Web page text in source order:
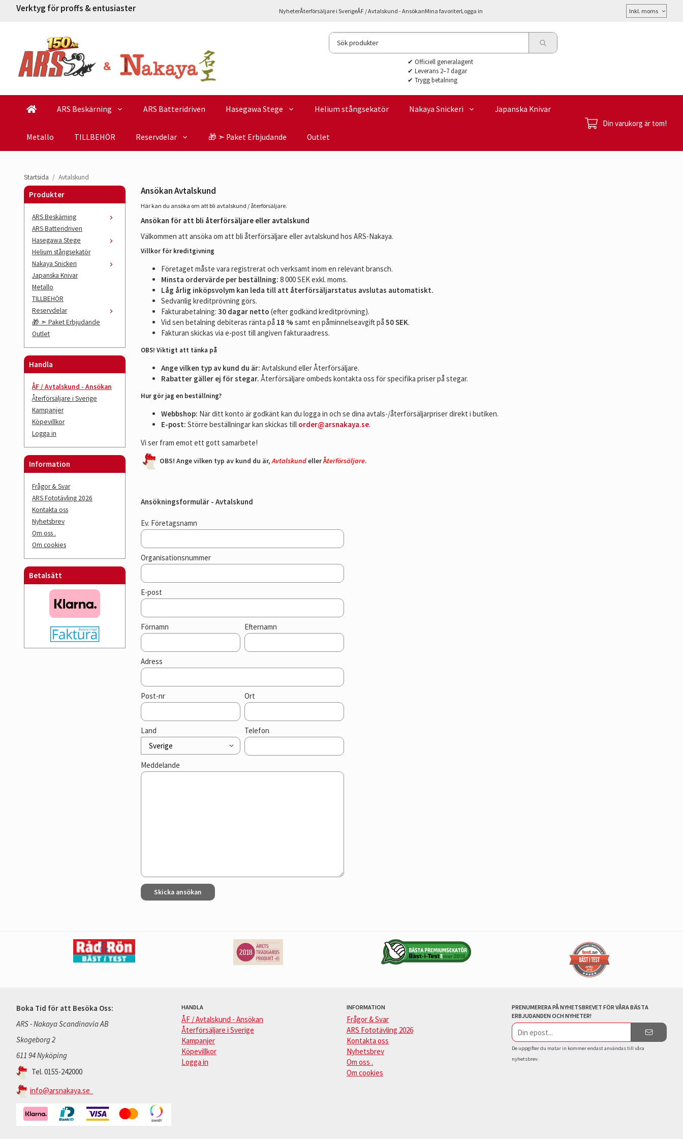
Verktyg för proffs & entusiaster NyheterÅterförsäljare i SverigeÅF / Avtalskund - AnsökanMina favoriterLogga in
Välj
moms
✔ Officiell generalagent
✔ Leverans 2–7 dagar
✔ Trygg betalning
ARS Beskärning ARS Batteridriven Hasegawa Stege Helium stångsekatör Nakaya Snickeri Japanska Knivar
Metallo TILLBEHÖR Reservdelar 🎁 ➣ Paket Erbjudande Outlet
Din varukorg är tom!
Startsida / Avtalskund
Produkter
ARS Beskärning
ARS Batteridriven
Hasegawa Stege
Helium stångsekatör
Nakaya Snickeri
Japanska Knivar
Metallo
TILLBEHÖR
Reservdelar
🎁 ➣ Paket Erbjudande
Outlet
Handla
ÅF / Avtalskund - Ansökan
Återförsäljare i Sverige
Kampanjer
Köpevillkor
Logga in
Information
Frågor & Svar
ARS Fototävling 2026
Kontakta oss
Nyhetsbrev
Om oss .
Om cookies
Betalsätt
Ansökan Avtalskund
Här kan du ansöka om att bli avtalskund / återförsäljare.
Ansökan för att bli återförsäljare eller avtalskund
Välkommen att ansöka om att bli återförsäljare eller avtalskund hos ARS-Nakaya.
Villkor för kreditgivning
Företaget måste vara registrerat och verksamt inom en relevant bransch.
Minsta ordervärde per beställning: 8 000 SEK exkl. moms.
Låg årlig inköpsvolym kan leda till att återförsäljarstatus avslutas automatiskt.
Sedvanlig kreditprövning görs.
Fakturabetalning: 30 dagar netto (efter godkänd kreditprövning).
Vid sen betalning debiteras ränta på 18 % samt en påminnelseavgift på 50 SEK.
Fakturan skickas via e-post till angiven fakturaadress.
OBS! Viktigt att tänka på
Ange vilken typ av kund du är: Avtalskund eller Återförsäljare.
Rabatter gäller ej för stegar. Återförsäljare ombeds kontakta oss för specifika priser på stegar.
Hur gör jag en beställning?
Webbshop: När ditt konto är godkänt kan du logga in och se dina avtals-/återförsäljarpriser direkt i butiken.
E-post: Större beställningar kan skickas till order@arsnakaya.se.
Vi ser fram emot ett gott samarbete!
OBS! Ange vilken typ av kund du är, AvtalskundellerÅterförsäljare.
Ansökningsformulär - Avtalskund
Ev. Företagsnamn
Organisationsnummer
E-post
Förnamn Efternamn
Adress
Post-nr Ort
Land Telefon
Meddelande
Boka Tid för att Besöka Oss:
ARS - Nakaya Scandinavia AB
Skogeborg 2
611 94 Nyköping
Tel. 0155-242000
info@arsnakaya.se
HANDLA
ÅF / Avtalskund - Ansökan
Återförsäljare i Sverige
Kampanjer
Köpevillkor
Logga in
INFORMATION
Frågor & Svar
ARS Fototävling 2026
Kontakta oss
Nyhetsbrev
Om oss .
Om cookies
PRENUMERERA PÅ NYHETSBREVET FÖR VÅRA BÄSTA
ERBJUDANDEN OCH NYHETER!
E-
postadress
De uppgifter du matar in kommer endast användas till våra
nyhetsbrev.